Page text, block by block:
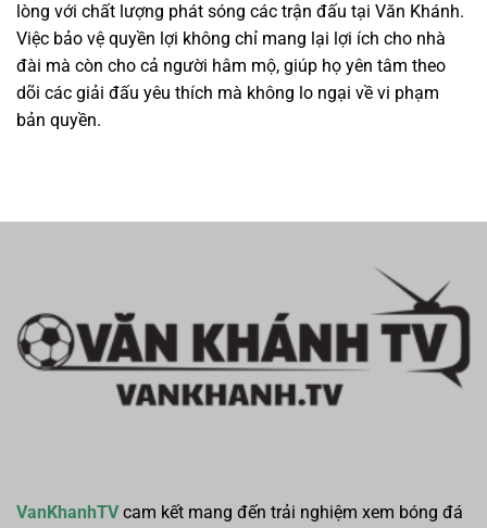
lòng với chất lượng phát sóng các trận đấu tại Văn Khánh.
Việc bảo vệ quyền lợi không chỉ mang lại lợi ích cho nhà
đài mà còn cho cả người hâm mộ, giúp họ yên tâm theo
dõi các giải đấu yêu thích mà không lo ngại về vi phạm
bản quyền.
VanKhanhTVcam kết mang đến trải nghiệm xem bóng đá